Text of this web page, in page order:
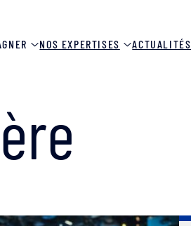
NOS EXPERTISES ACTUALITÉS